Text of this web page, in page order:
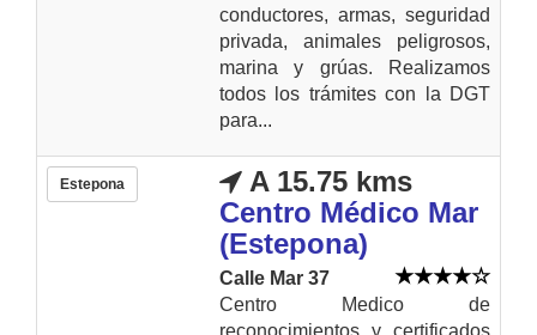
conductores, armas, seguridad
privada, animales peligrosos,
marina y grúas. Realizamos
todos los trámites con la DGT
para...
Estepona
A 15.75 kms
Centro Médico Mar
(Estepona)
Calle Mar 37
Centro Medico de
reconocimientos y certificados